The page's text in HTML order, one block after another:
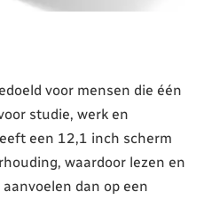
voor mensen die één
studie, werk en
een 12,1 inch scherm
waardoor lezen en
dan op een